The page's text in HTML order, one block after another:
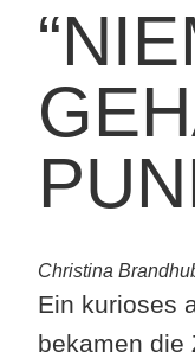
Christina
Ein kurioses
bekamen die